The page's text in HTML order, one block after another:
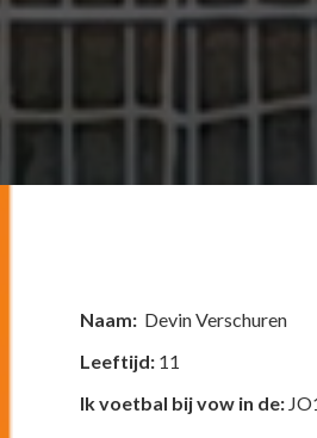
Naam: Devin Verschuren
Leeftijd: 11
Ik voetbal bij vow in de: